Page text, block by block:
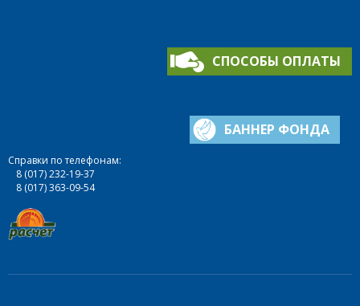
СПОСОБЫ ОПЛАТЫ
БАННЕР ФОНДА
Справки по телефонам:
8 (017) 232-19-37
8 (017) 363-09-54